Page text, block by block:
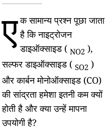
एक सामान्य प्रश्न पूछा जाता
है कि नाइट्रोजन
डाइऑक्साइड ( NO2 ),
सल्फर डाइऑक्साइड ( SO2 )
और कार्बन मोनोऑक्साइड (CO)
की सांद्रता हमेशा इतनी कम क्यों
होती है और क्या उन्हें मापना
उपयोगी है?